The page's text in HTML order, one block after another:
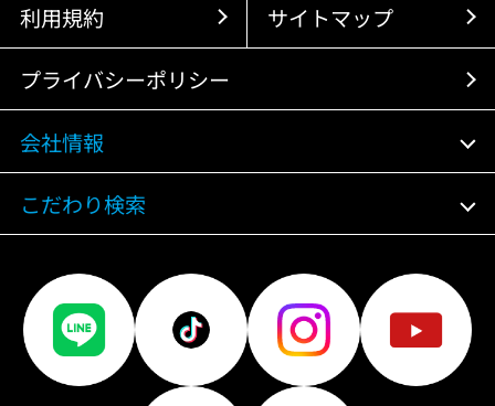
利用規約 サイトマップ
プライバシーポリシー
会社情報
こだわり検索